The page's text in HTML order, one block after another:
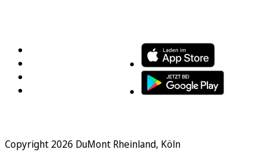
Copyright 2026 DuMont Rheinland, Köln